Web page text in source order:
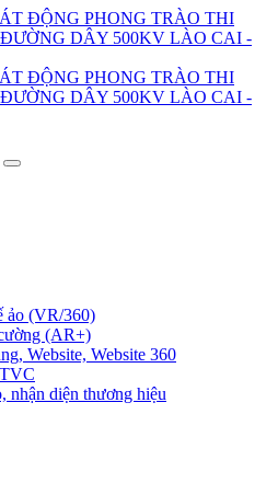
ảo (VR/360)
(AR+)
Website, Website 360
nhận diện thương hiệu